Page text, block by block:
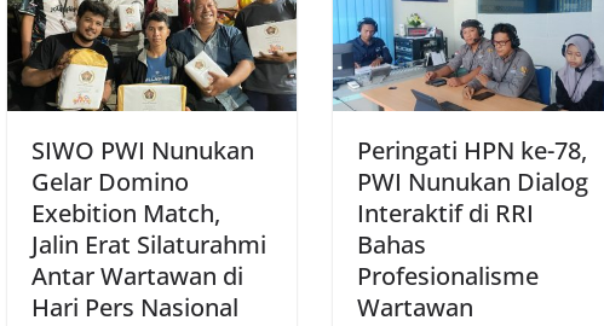
SIWO PWI Nunukan
Gelar Domino
Exebition Match,
Jalin Erat Silaturahmi
Antar Wartawan di
Hari Pers Nasional
Peringati HPN ke-78,
PWI Nunukan Dialog
Interaktif di RRI
Bahas
Profesionalisme
Wartawan